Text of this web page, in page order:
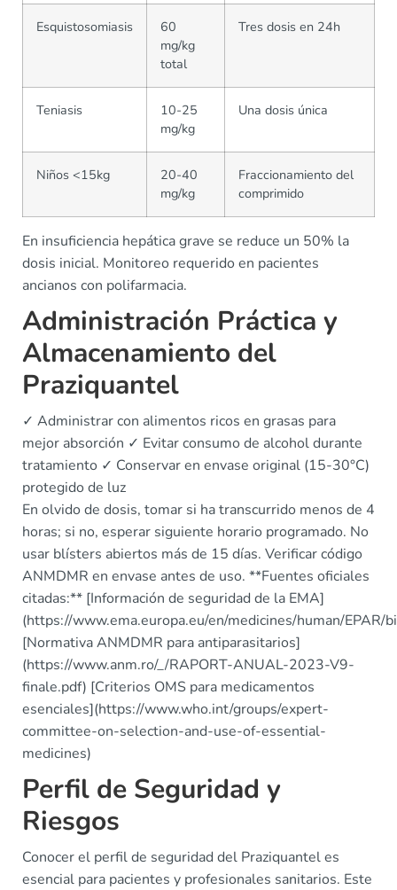
Esquistosomiasis
60
mg/kg
total
Tres dosis en 24h
Teniasis
10-25
mg/kg
Una dosis única
Niños <15kg
20-40
mg/kg
Fraccionamiento del
comprimido
En insuficiencia hepática grave se reduce un 50% la
dosis inicial. Monitoreo requerido en pacientes
ancianos con polifarmacia.
Administración Práctica y
Almacenamiento del
Praziquantel
✓ Administrar con alimentos ricos en grasas para
mejor absorción ✓ Evitar consumo de alcohol durante
tratamiento ✓ Conservar en envase original (15-30°C)
protegido de luz
En olvido de dosis, tomar si ha transcurrido menos de 4
horas; si no, esperar siguiente horario programado. No
usar blísters abiertos más de 15 días. Verificar código
ANMDMR en envase antes de uso. **Fuentes oficiales
citadas:** [Información de seguridad de la EMA]
(https://www.ema.europa.eu/en/medicines/human/EPAR/
[Normativa ANMDMR para antiparasitarios]
(https://www.anm.ro/_/RAPORT-ANUAL-2023-V9-
finale.pdf) [Criterios OMS para medicamentos
esenciales](https://www.who.int/groups/expert-
committee-on-selection-and-use-of-essential-
medicines)
Perfil de Seguridad y
Riesgos
Conocer el perfil de seguridad del Praziquantel es
esencial para pacientes y profesionales sanitarios. Este